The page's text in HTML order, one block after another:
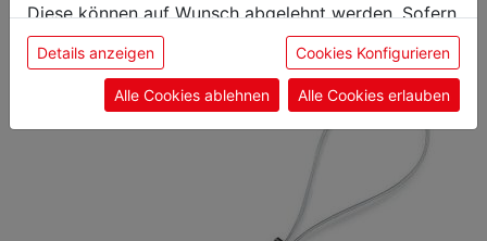
Diese können auf Wunsch abgelehnt werden. Sofern
sie unsere Webseite weiter nutzen, geben Sie
Einwilligung zu unseren Cookies.
Details anzeigen Cookies Konfigurieren
Alle Cookies ablehnen Alle Cookies erlauben